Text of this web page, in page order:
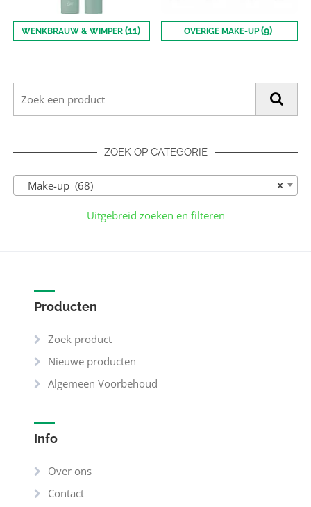
WENKBRAUW & WIMPER (11) OVERIGE MAKE-UP(9)
ZOEK OP CATEGORIE
×
Make-up (68)
Uitgebreid zoeken en filteren
Producten
Zoek product
Nieuwe producten
Algemeen Voorbehoud
Info
Over ons
Contact